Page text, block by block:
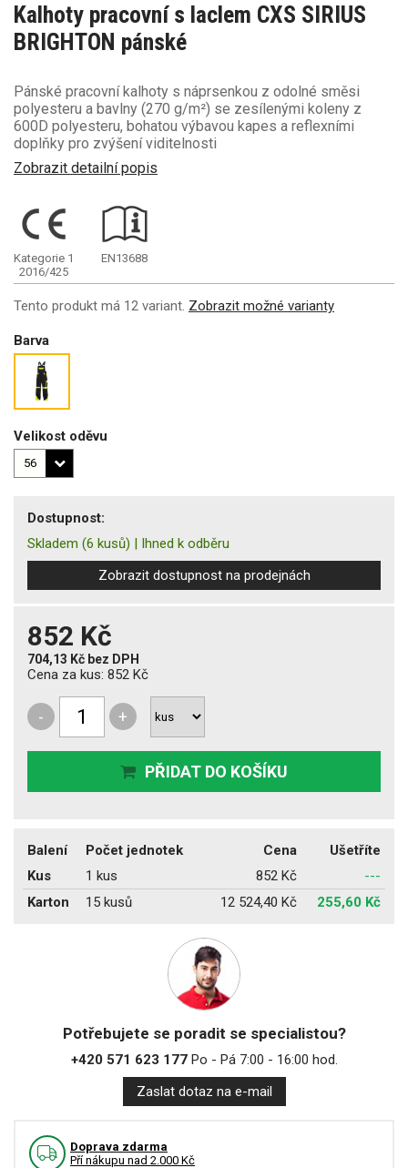
Kalhoty pracovní s laclem CXS SIRIUS
BRIGHTON pánské
Pánské pracovní kalhoty s náprsenkou z odolné směsi
polyesteru a bavlny (270 g/m²) se zesílenými koleny z
600D polyesteru, bohatou výbavou kapes a reflexními
doplňky pro zvýšení viditelnosti
Zobrazit detailní popis
Kategorie 1
2016/425
EN13688
Tento produkt má 12 variant. Zobrazit možné varianty
Barva
Velikost oděvu
Dostupnost:
Skladem (6 kusů) | Ihned k odběru
Zobrazit dostupnost na prodejnách
852 Kč
704,13 Kč bez DPH
Cena za kus: 852 Kč
- +
PŘIDAT DO KOŠÍKU
Balení Počet jednotek Cena
Ušetříte
Kus
1 kus 852 Kč
---
Karton
15 kusů 12 524,40 Kč 255,60 Kč
Potřebujete se poradit se specialistou?
+420 571 623 177Po - Pá 7:00 - 16:00 hod.
Zaslat dotaz na e-mail
Doprava zdarma
Pří nákupu nad 2.000 Kč